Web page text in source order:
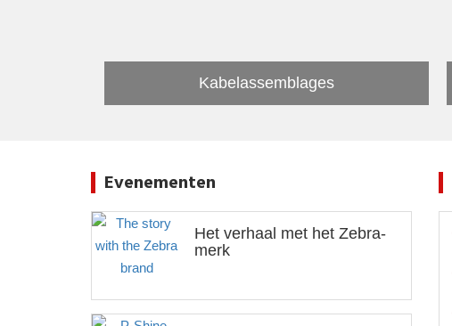
Kabelassemblages
Evenementen
Het verhaal met het Zebra-
merk